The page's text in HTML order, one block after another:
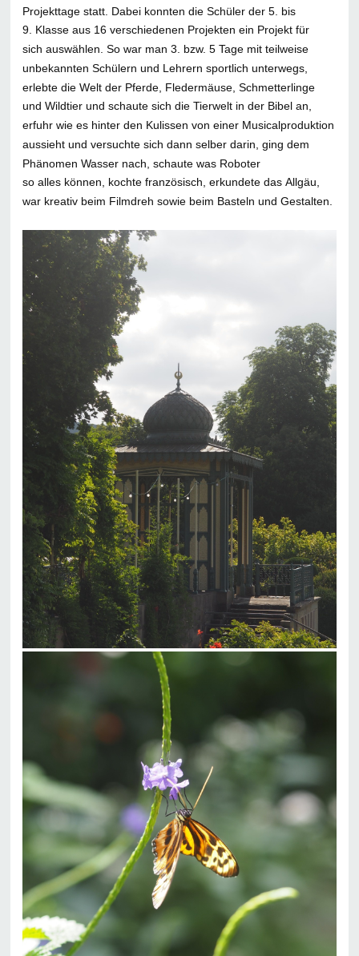
Projekttage statt. Dabei konntendie Schüler der 5. bis
9. Klasse aus 16 verschiedenen Projekten ein Projekt für
sichauswählen. So war man 3. bzw. 5 Tage mit teilweise
unbekannten Schülern und Lehrern sportlich unterwegs,
erlebte die Welt der Pferde, Fledermäuse,Schmetterlinge
und Wildtier und schaute sich die Tierwelt in der Bibel an,
erfuhr wiees hinter den Kulissen von einer Musicalproduktion
aussieht und versuchte sich dannselber darin, ging dem
Phänomen Wasser nach, schaute was Roboter
so alles können, kochte französisch, erkundete das Allgäu,
war kreativ beim Filmdreh sowie beim Basteln und Gestalten.